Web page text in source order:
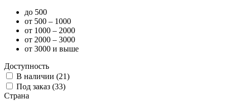
до 500
от 500 – 1000
от 1000 – 2000
от 2000 – 3000
от 3000 и выше
Доступность
В наличии (21)
Под заказ (33)
Страна